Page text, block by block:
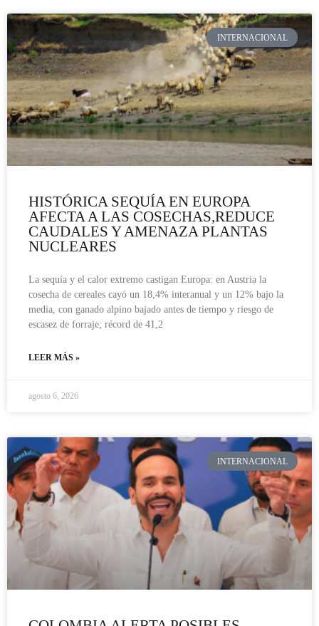
INTERNACIONAL
HISTÓRICA SEQUÍA EN EUROPA
AFECTA A LAS COSECHAS,REDUCE
CAUDALES Y AMENAZA PLANTAS
NUCLEARES
La sequía y el calor extremo castigan Europa: en Austria la
cosecha de cereales cayó un 18,4% interanual y un 12% bajo la
media, con ganado alpino bajado antes de tiempo y riesgo de
escasez de forraje; récord de 41,2
LEER MÁS »
agosto 6, 2026
INTERNACIONAL